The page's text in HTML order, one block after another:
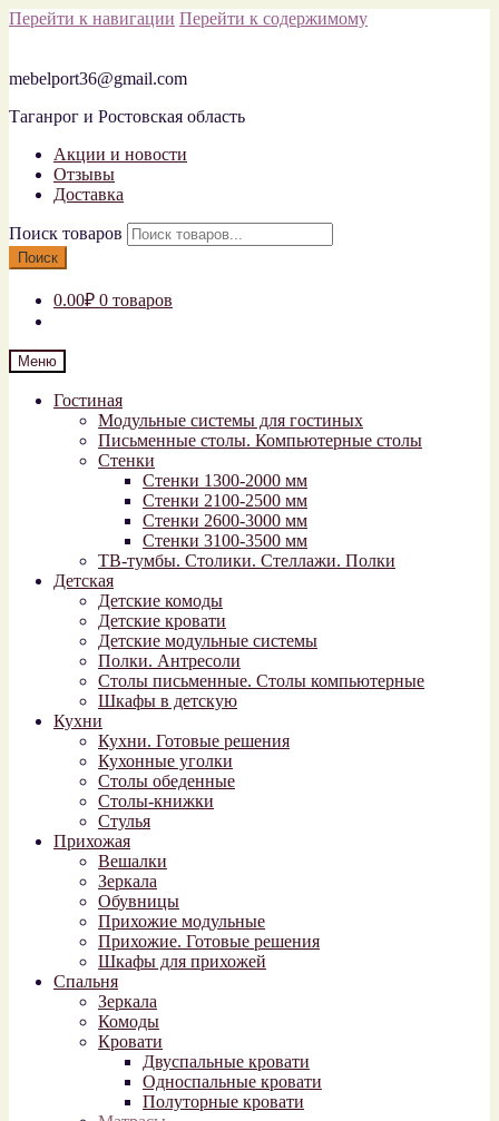
Перейти к навигации Перейти к содержимому
mebelport36@gmail.com
Таганрог и Ростовская область
Акции и новости
Отзывы
Доставка
Поиск товаров
Поиск
0.00₽ 0 товаров
Меню
Гостиная
Модульные системы для гостиных
Письменные столы. Компьютерные столы
Стенки
Стенки 1300-2000 мм
Стенки 2100-2500 мм
Стенки 2600-3000 мм
Стенки 3100-3500 мм
ТВ-тумбы. Столики. Стеллажи. Полки
Детская
Детские комоды
Детские кровати
Детские модульные системы
Полки. Антресоли
Столы письменные. Столы компьютерные
Шкафы в детскую
Кухни
Кухни. Готовые решения
Кухонные уголки
Столы обеденные
Столы-книжки
Стулья
Прихожая
Вешалки
Зеркала
Обувницы
Прихожие модульные
Прихожие. Готовые решения
Шкафы для прихожей
Спальня
Зеркала
Комоды
Кровати
Двуспальные кровати
Односпальные кровати
Полуторные кровати